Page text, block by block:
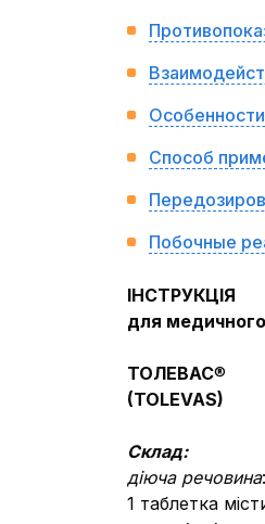
Способ
Побочные
ІНСТРУКЦІЯ
для
ТОЛЕВАС®
(TOLEVAS)
Склад:
діюча речовина
1 таблетка